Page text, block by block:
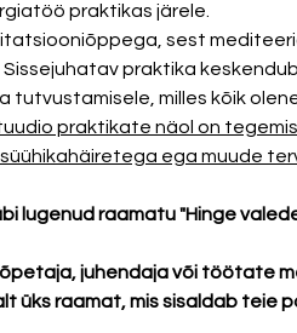
praktikas järele.
sest
praktika
tutvustamisele, milles kõik
praktikate näol on
ega muude
lugenud raamatu "Hinge
juhendaja või töötate
üks raamat, mis sisaldab teie